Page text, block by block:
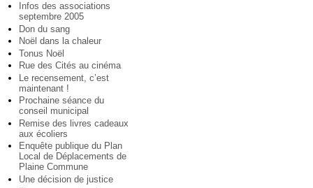
Infos des associations
septembre 2005
Don du sang
Noël dans la chaleur
Tonus Noël
Rue des Cités au cinéma
Le recensement, c’est
maintenant !
Prochaine séance du
conseil municipal
Remise des livres cadeaux
aux écoliers
Enquête publique du Plan
Local de Déplacements de
Plaine Commune
Une décision de justice